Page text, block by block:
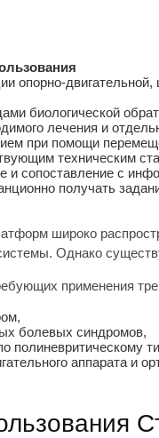
опорно-двигательной,
биологической
лечения и
при помощи
техническим
и сопоставление с
получать
широко
Однако
применения
болевых синдромов,
полиневритическому
аппарата и